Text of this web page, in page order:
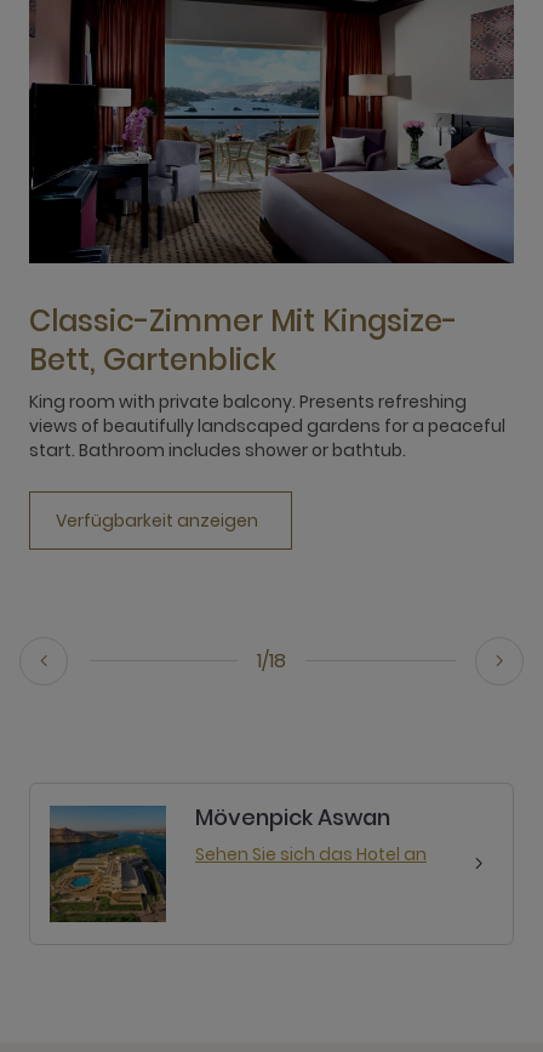
1/18
Classic-Zimmer Mit Kingsize-
Bett, Gartenblick
King room with private balcony. Presents refreshing
views of beautifully landscaped gardens for a peaceful
start. Bathroom includes shower or bathtub.
Verfügbarkeit anzeigen
Mövenpick Aswan
Sehen Sie sich das Hotel an